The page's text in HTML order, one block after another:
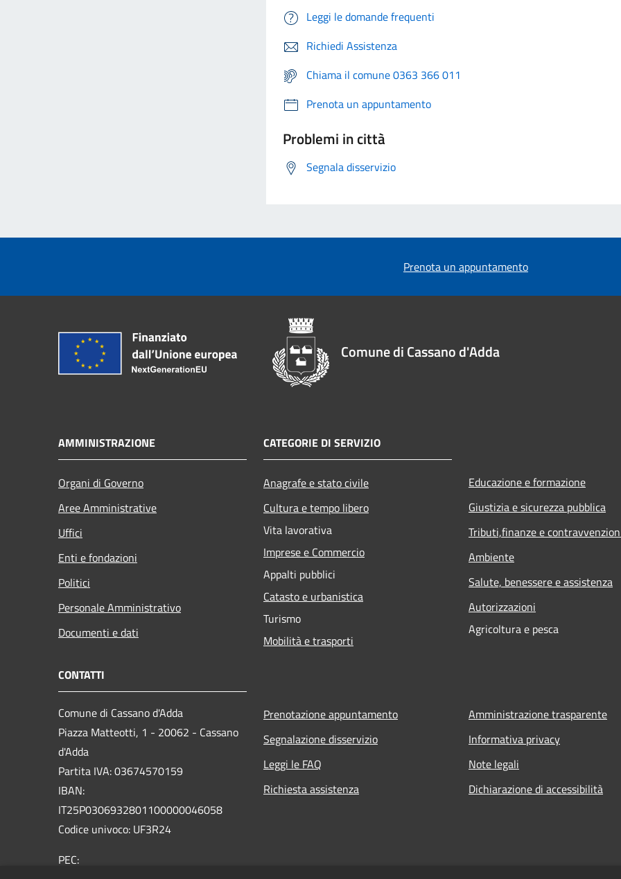
Leggi le domande frequenti
Richiedi Assistenza
Chiama il comune 0363 366 011
Prenota un appuntamento
Problemi in città
Segnala disservizio
Prenota un appuntamento
Comune di Cassano d'Adda
AMMINISTRAZIONE
Organi di Governo
Aree Amministrative
Uffici
Enti e fondazioni
Politici
Personale Amministrativo
Documenti e dati
CATEGORIE DI SERVIZIO
Anagrafe e stato civile
Cultura e tempo libero
Vita lavorativa
Imprese e Commercio
Appalti pubblici
Catasto e urbanistica
Turismo
Mobilità e trasporti
Educazione e formazione
Giustizia e sicurezza pubblica
Tributi,finanze e
Ambiente
Salute, benessere e assistenza
Autorizzazioni
Agricoltura e pesca
CONTATTI
Comune di Cassano d'Adda
Piazza Matteotti, 1 - 20062 - Cassano
d'Adda
Partita IVA: 03674570159
IBAN:
IT25P0306932801100000046058
Codice univoco: UF3R24
PEC:
Prenotazione appuntamento
Segnalazione disservizio
Leggi le FAQ
Richiesta assistenza
Amministrazione trasparente
Informativa privacy
Note legali
Dichiarazione di accessibilità